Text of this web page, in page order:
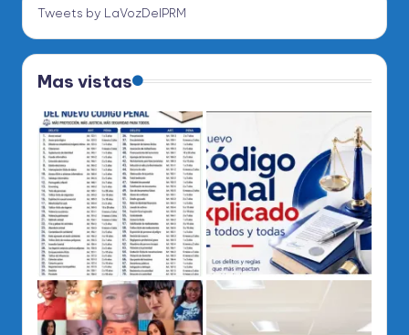
Tweets by LaVozDelPRM
Mas vistas